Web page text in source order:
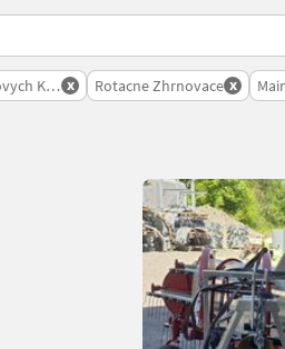
na Landwirt.com
Krmiv
x Rotacne Zhrnovace x